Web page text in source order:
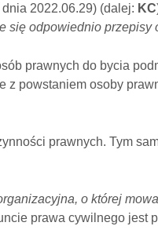
2022.06.29) (dalej: KC
się odpowiednio przepisy
prawnych do bycia
powstaniem osoby
prawnych. Tym
o której
prawa cywilnego jest